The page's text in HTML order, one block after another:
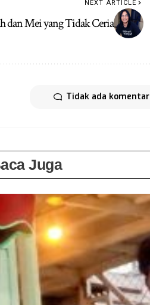
NEXT ARTICLE
dan Mei yang Tidak Ceria
Tidak ada komentar
Juga